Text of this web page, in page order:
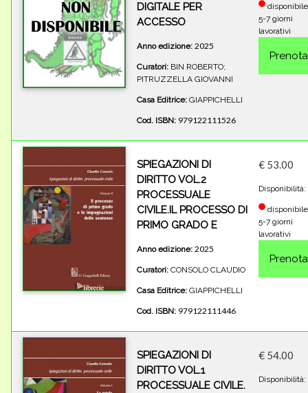
DIGITALE PER
ACCESSO
Anno edizione: 2025
Curatori: BIN ROBERTO;
PITRUZZELLA GIOVANNI
Casa Editrice: GIAPPICHELLI
Cod. ISBN: 979122111526
5-7 giorni
lavorativi
SPIEGAZIONI DI
DIRITTO VOL.2
PROCESSUALE
CIVILE.IL PROCESSO DI
PRIMO GRADO E
Anno edizione: 2025
Curatori: CONSOLO CLAUDIO
Casa Editrice: GIAPPICHELLI
Cod. ISBN: 979122111446
€ 53.00
Disponibilità:
5-7 giorni
lavorativi
SPIEGAZIONI DI
DIRITTO VOL.1
PROCESSUALE CIVILE.
€ 54.00
Disponibilità: